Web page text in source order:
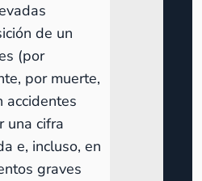
de un
(por
por muerte,
accidentes
una cifra
e, incluso, en
graves